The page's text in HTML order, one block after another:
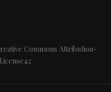
Commons Attribution-
42